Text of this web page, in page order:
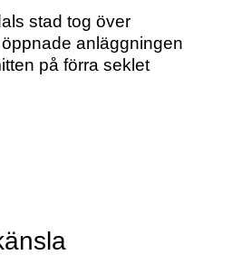
stad tog över
anläggningen
på förra seklet